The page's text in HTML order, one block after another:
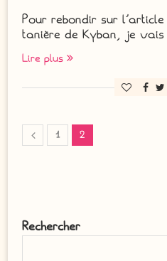
Pour rebondir sur
tanière de Kyban, je
Lire plus
1 2
Rechercher